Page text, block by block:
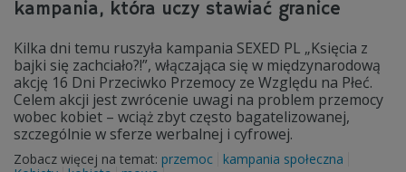
kampania, która uczy stawiać granice
Kilka dni temu ruszyła kampania SEXED PL „Księcia z
bajki się zachciało?!”, włączająca się w międzynarodową
akcję 16 Dni Przeciwko Przemocy ze Względu na Płeć.
Celem akcji jest zwrócenie uwagi na problem przemocy
wobec kobiet – wciąż zbyt często bagatelizowanej,
szczególnie w sferze werbalnej i cyfrowej.
Zobacz więcej na temat: przemoc
kampania społeczna